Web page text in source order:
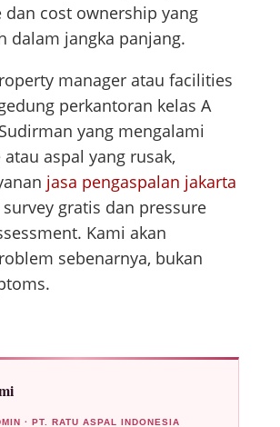
dan cost ownership yang
dalam jangka panjang.
manager atau facilities
perkantoran kelas A
yang mengalami
aspal yang rusak,
jasa pengaspalan jakarta
gratis dan pressure
Kami akan
sebenarnya, bukan
· PT. RATU ASPAL INDONESIA